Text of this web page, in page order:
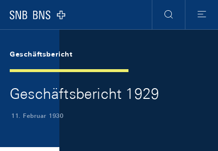
Logo
Suche
Menu
Geschäftsbericht
Geschäftsbericht 1929
11. Februar 1930